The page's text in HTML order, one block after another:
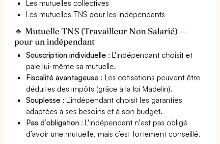
Les mutuelles collectives
Les mutuelles TNS pour les indépendants
🔹 Mutuelle TNS (Travailleur Non Salarié) —
pour un indépendant
Souscription individuelle : L'indépendant choisit et
paie lui-même sa mutuelle.
Fiscalité avantageuse : Les cotisations peuvent être
déduites des impôts (grâce à la loi Madelin).
Souplesse : L'indépendant choisit les garanties
adaptées à ses besoins et à son budget.
Pas d’obligation : L'indépendant n'est pas obligé
d’avoir une mutuelle, mais c’est fortement conseillé.